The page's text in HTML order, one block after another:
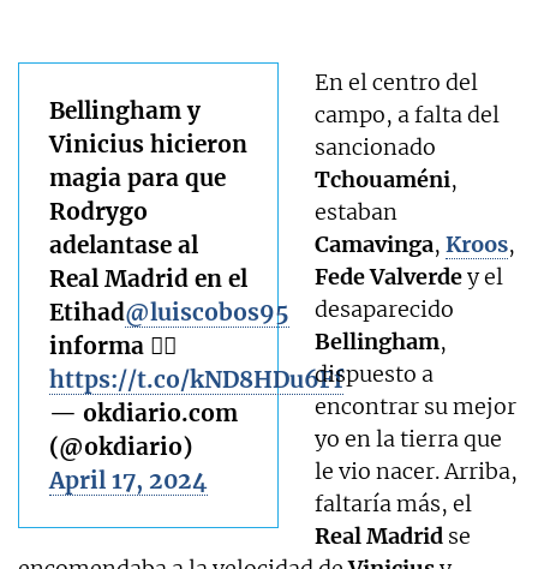
Bellingham y
Vinicius hicieron
magia para que
Rodrygo
adelantase al
Real Madrid en el
Etihad@luiscobos95
informa ✍🏻
https://t.co/kND8HDu6Ff
— okdiario.com
(@okdiario)
April 17, 2024
En el centro del
campo, a falta del
sancionado
Tchouaméni,
estaban
Camavinga,Kroos,
Fede Valverdey el
desaparecido
Bellingham,
dispuesto a
encontrar su mejor
yo en la tierra que
le vio nacer. Arriba,
faltaría más, el
Real Madrid se